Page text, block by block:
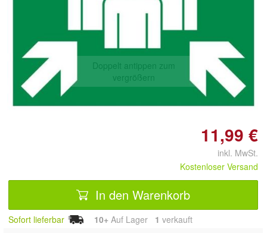
Doppelt antippen zum
vergrößern
11,99 €
inkl. MwSt.
Kostenloser Versand
In den Warenkorb
Sofort lieferbar 10+ Auf Lager 1 verkauft